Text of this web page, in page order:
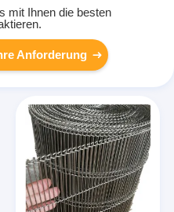
mit Ihnen die besten
Anforderung